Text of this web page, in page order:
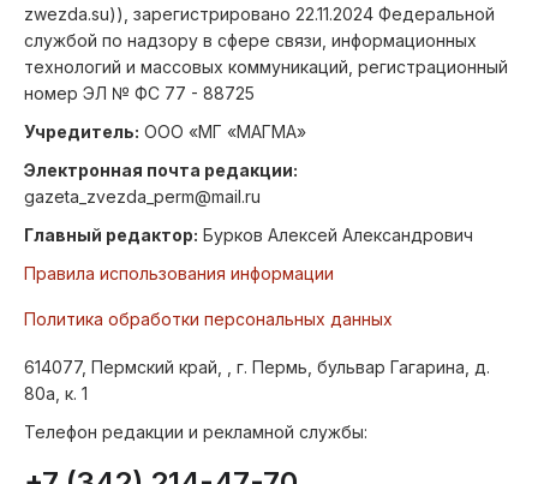
zwezda.su)), зарегистрировано 22.11.2024 Федеральной
службой по надзору в сфере связи, информационных
технологий и массовых коммуникаций, регистрационный
номер ЭЛ № ФС 77 - 88725
Учредитель: ООО «МГ «МАГМА»
Электронная почта редакции:
gazeta_zvezda_perm@mail.ru
Главный редактор: Бурков Алексей Александрович
Правила использования информации
Политика обработки персональных данных
614077, Пермский край, , г. Пермь, бульвар Гагарина, д.
80а, к. 1
Телефон редакции и рекламной службы: